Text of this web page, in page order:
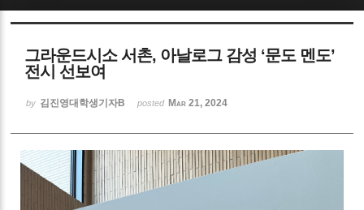
그라운드시소 서촌, 아날로그 감성 ‘문도 멘도’
전시 선보여
by 김진영대학생기자B posted Mar 21, 2024
Sketchbook5, 스케치북5
Sketchbook5, 스케치북5